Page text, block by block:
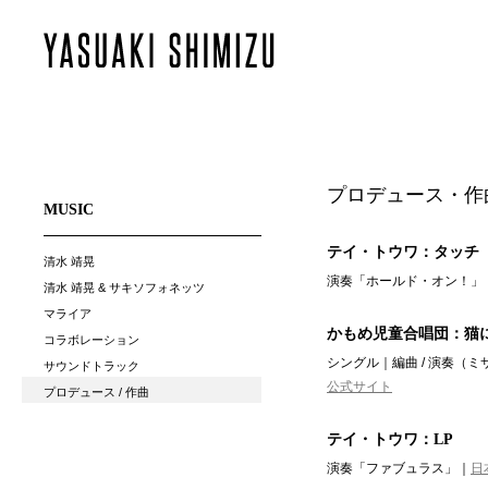
MUSIC
清水 靖晃
清水 靖晃 & サキソフォネッツ
マライア
コラボレーション
サウンドトラック
プロデュース / 作曲
プロデュース・
テイ・トウワ：タッチ
演奏「ホールド・オン！」
かもめ児童合唱団：猫
シングル｜編曲 / 演奏（
公式サイト
テイ・トウワ：LP
演奏「ファブュラス」｜ 日